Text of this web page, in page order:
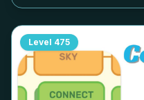
Level 475